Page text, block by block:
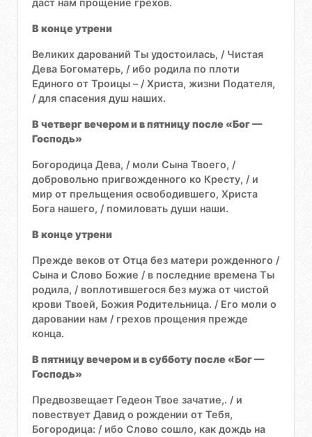
даст нам прощение грехов.
В конце утрени
Великих дарований Ты удостоилась, / Чистая
Дева Богоматерь, / ибо родила по плоти
Единого от Троицы – / Христа, жизни Подателя,
/ для спасения душ наших.
В четверг вечером и в пятницу после «Бог —
Господь»
Богородица Дева, / моли Сына Твоего, /
добровольно пригвожденного ко Кресту, / и
мир от прельщения освободившего, Христа
Бога нашего, / помиловать души наши.
В конце утрени
Прежде веков от Отца без матери рожденного /
Сына и Слово Божие / в последние времена Ты
родила, / воплотившегося без мужа от чистой
крови Твоей, Божия Родительница. / Его моли о
даровании нам / грехов прощения прежде
конца.
В пятницу вечером и в субботу после «Бог —
Господь»
Предвозвещает Гедеон Твое зачатие,. / и
повествует Давид о рождении от Тебя,
Богородица: / ибо Слово сошло, как дождь на